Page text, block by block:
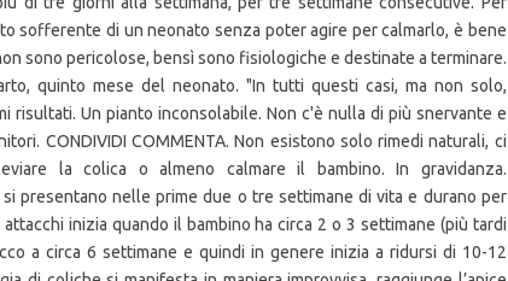
sofferente di un neonato senza poter agire per calmarlo, è bene
sono pericolose, bensì sono fisiologiche e destinate a terminare.
quinto mese del neonato. "In tutti questi casi, ma non solo,
risultati. Un pianto inconsolabile. Non c'è nulla di più snervante e
CONDIVIDI COMMENTA. Non esistono solo rimedi naturali, ci
la colica o almeno calmare il bambino. In gravidanza.
presentano nelle prime due o tre settimane di vita e durano per
inizia quando il bambino ha circa 2 o 3 settimane (più tardi
a circa 6 settimane e quindi in genere inizia a ridursi di 10-12